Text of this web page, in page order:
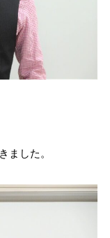
した。